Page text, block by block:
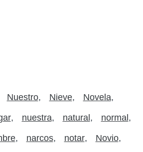
Nuestro Nieve Novela
nuestra natural normal
narcos notar Novio